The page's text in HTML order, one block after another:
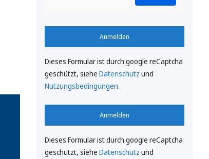
Anmelden
Dieses Formular ist durch google reCaptcha
geschützt, siehe Datenschutz und
Nutzungsbedingungen.
Anmelden
Dieses Formular ist durch google reCaptcha
geschützt, siehe Datenschutz und